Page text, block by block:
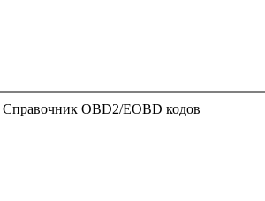
Справочник OBD2/EOBD кодов